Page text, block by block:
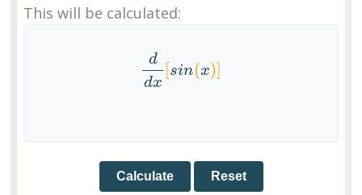
This will be calculated:
d
dx
sin(x)
dd x[sin(x)]
Calculate Reset